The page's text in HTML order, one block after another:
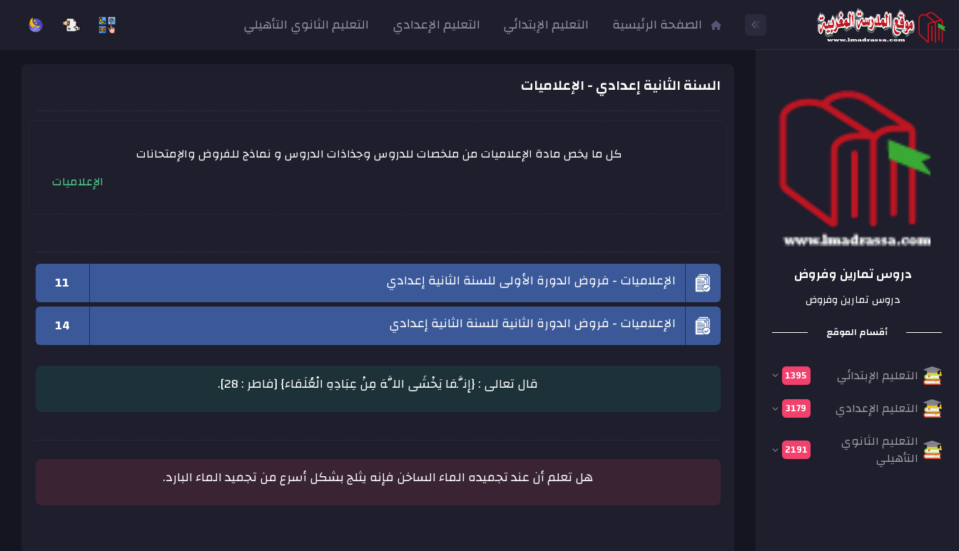
الصفحة الرئيسية التعليم الإبتدائي التعليم الإعدادي التعليم الثانوي التأهيلي
دروس تمارين وفروض
دروس تمارين وفروض
أقسام الموقع
التعليم الإبتدائي 1395
التعليم الإعدادي 3179
التعليم الثانوي
التأهيلي
2191
السنة الثانية إعدادي - الإعلاميات
كل ما يخص مادة الإعلاميات من ملخصات للدروس وجذاذات الدروس و نماذج للفروض والإمتحانات
الإعلاميات
الإعلاميات - فروض الدورة الأولى للسنة الثانية إعدادي
11
الإعلاميات - فروض الدورة الثانية للسنة الثانية إعدادي
14
قال تعالى : {إِنَّمَا يَخْشَى اللَّهَ مِنْ عِبَادِهِ الْعُلَمَاء} [فاطر : 28].
هل تعلم أن عند تجميده الماء الساخن فإنه يثلج بشكل أسرع من تجميد الماء البارد.